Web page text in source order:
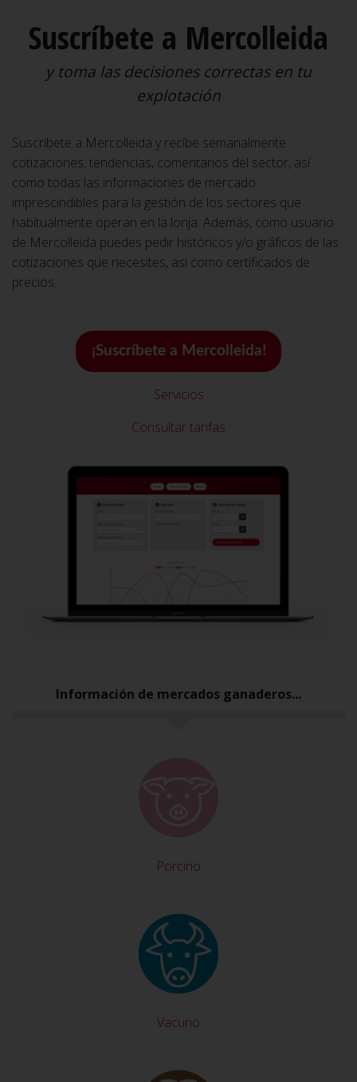
Suscríbete a Mercolleida
y toma las decisiones correctas en tu
explotación
Suscríbete a Mercolleida y recibe semanalmente
cotizaciones, tendencias, comentarios del sector, así
como todas las informaciones de mercado
imprescindibles para la gestión de los sectores que
habitualmente operan en la lonja. Además, como usuario
de Mercolleida puedes pedir históricos y/o gráficos de las
cotizaciones que necesites, así como certificados de
precios.
¡Suscríbete a Mercolleida!
Servicios
Consultar tarifas
Información de mercados ganaderos...
Porcino
Vacuno